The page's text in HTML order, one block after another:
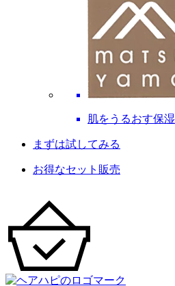
肌をうるおす保湿
まずは試してみる
お得なセット販売